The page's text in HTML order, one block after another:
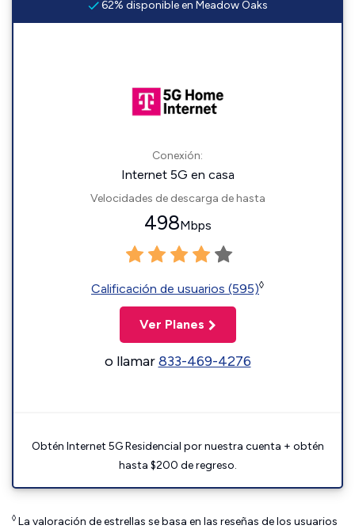
62% disponible en Meadow Oaks
Conexión:
Internet 5G en casa
Velocidades de descarga de hasta
498Mbps
Calificación de usuarios (595)◊
Ver Planes
o llamar833-469-4276
Obtén Internet 5G Residencial por nuestra cuenta + obtén
hasta $200 de regreso.
◊ La valoración de estrellas se basa en las reseñas de los usuarios